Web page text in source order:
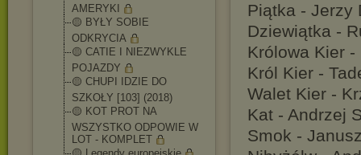
AMERYKI
🟡 BYŁY SOBIE
ODKRYCIA
🟡 CATIE I NIEZWYKLE
POJAZDY
🟡 CHUPI IDZIE DO
SZKOŁY [103] (2018)
🟡 KOT PROT NA
WSZYSTKO ODPOWIE W
LOT - KOMPLET
Piątka - Jerzy
Dziewiątka -
Królowa Kier
Król Kier -
Walet Kier -
Kat - Andrzej
Smok -